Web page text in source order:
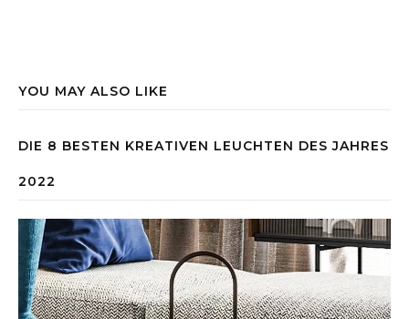
YOU MAY ALSO LIKE
DIE 8 BESTEN KREATIVEN LEUCHTEN DES JAHRES
2022